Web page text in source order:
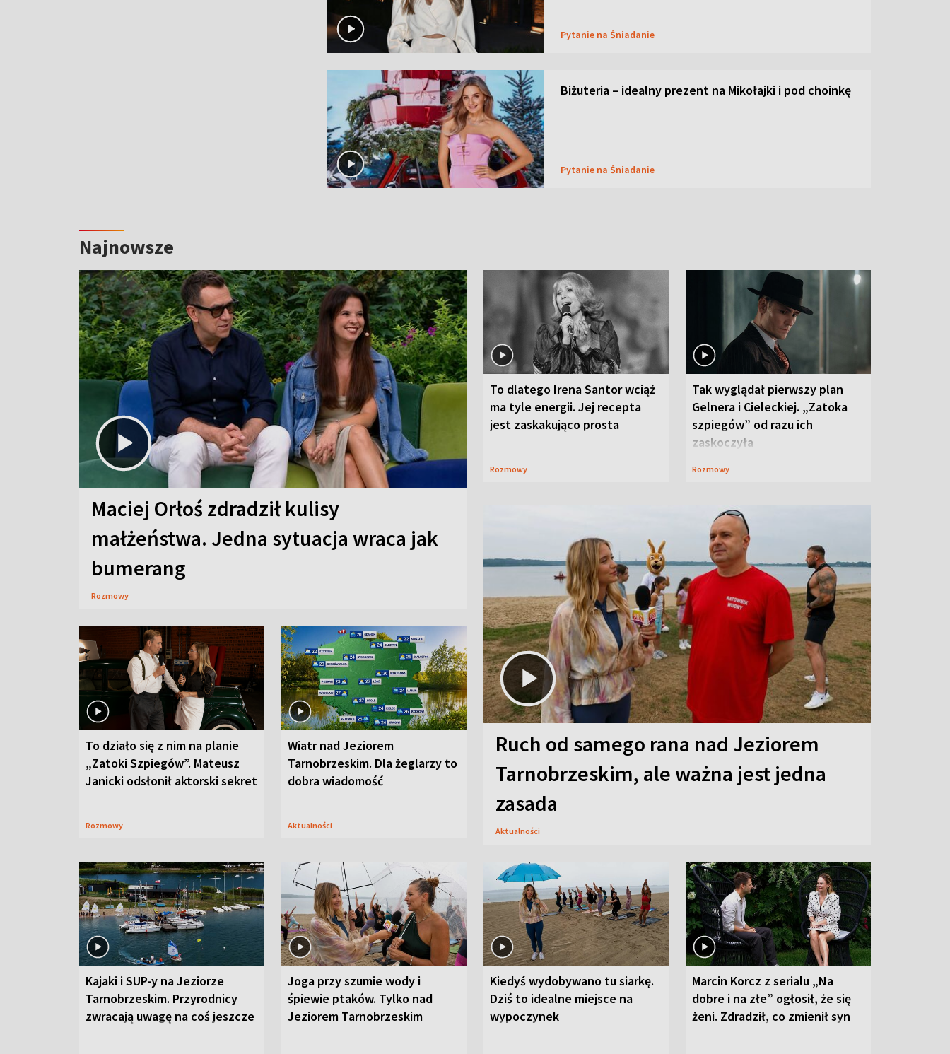
Pytanie na Śniadanie
Biżuteria – idealny prezent na Mikołajki i pod choinkę
Pytanie na Śniadanie
Najnowsze
Maciej Orłoś zdradził kulisy
małżeństwa. Jedna sytuacja wraca jak
bumerang
Rozmowy
To dlatego Irena Santor wciąż
ma tyle energii. Jej recepta
jest zaskakująco prosta
Rozmowy
Tak wyglądał pierwszy plan
Gelnera i Cieleckiej. „Zatoka
szpiegów” od razu ich
zaskoczyła
Rozmowy
To działo się z nim na planie
„Zatoki Szpiegów”. Mateusz
Janicki odsłonił aktorski sekret
Rozmowy
Wiatr nad Jeziorem
Tarnobrzeskim. Dla żeglarzy to
dobra wiadomość
Aktualności
Ruch od samego rana nad Jeziorem
Tarnobrzeskim, ale ważna jest jedna
zasada
Aktualności
Kajaki i SUP-y na Jeziorze
Tarnobrzeskim. Przyrodnicy
zwracają uwagę na coś jeszcze
Joga przy szumie wody i
śpiewie ptaków. Tylko nad
Jeziorem Tarnobrzeskim
Kiedyś wydobywano tu siarkę.
Dziś to idealne miejsce na
wypoczynek
Marcin Korcz z serialu „Na
dobre i na złe” ogłosił, że się
żeni. Zdradził, co zmienił syn